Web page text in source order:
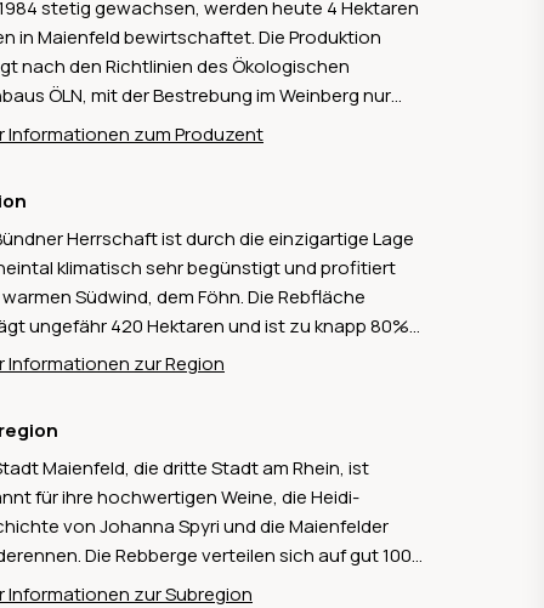
stetig gewachsen, werden heute 4 Hektaren
in Maienfeld bewirtschaftet. Die Produktion
nach den Richtlinien des Ökologischen
ÖLN, mit der Bestrebung im Weinberg nur
Traubengut zu produzieren. Nur so können
verantwortlich. Als diplomierter Winzer und
hat er auf verschiedenen
im In- und Ausland sein Fachwissen
Informationen zum Produzent
Herrschaft ist durch die einzigartige Lage
klimatisch sehr begünstigt und profitiert
Südwind, dem Föhn. Die Rebfläche
ungefähr 420 Hektaren und ist zu knapp 80%
Rebsorten bestockt, wovon Pinot Noir der
Sorten mit Completer als weissem
Aufgrund der ausgezeichneten
und den klassischen Burgunder-Sorten
Bündner Herrschaft als das Burgund der
gelobt.
Informationen zur Region
Maienfeld, die dritte Stadt am Rhein, ist
für ihre hochwertigen Weine, die Heidi-
von Johanna Spyri und die Maienfelder
Die Rebberge verteilen sich auf gut 100
und liegen zwischen 400 - 650 Meter über
Informationen zur Subregion